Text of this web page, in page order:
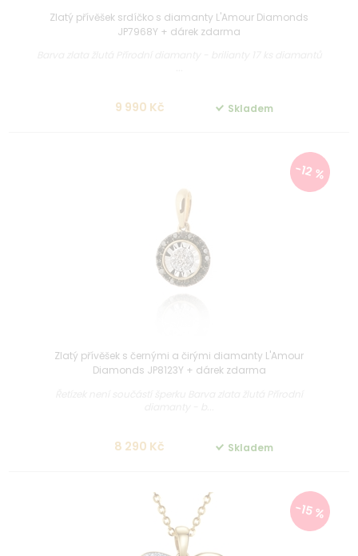
Zlatý přívěšek srdíčko s diamanty L'Amour Diamonds
JP7968Y + dárek zdarma
9 990 Kč Skladem
-12 %
Zlatý přívěšek s černými a čirými diamanty L'Amour
Diamonds JP8123Y + dárek zdarma
8 290 Kč Skladem
-15 %